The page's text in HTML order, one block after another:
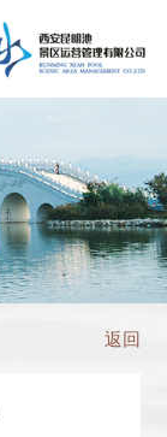
返回